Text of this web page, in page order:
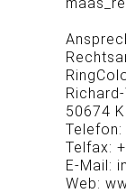
50674
Telfax:
E-Mail:
Web: